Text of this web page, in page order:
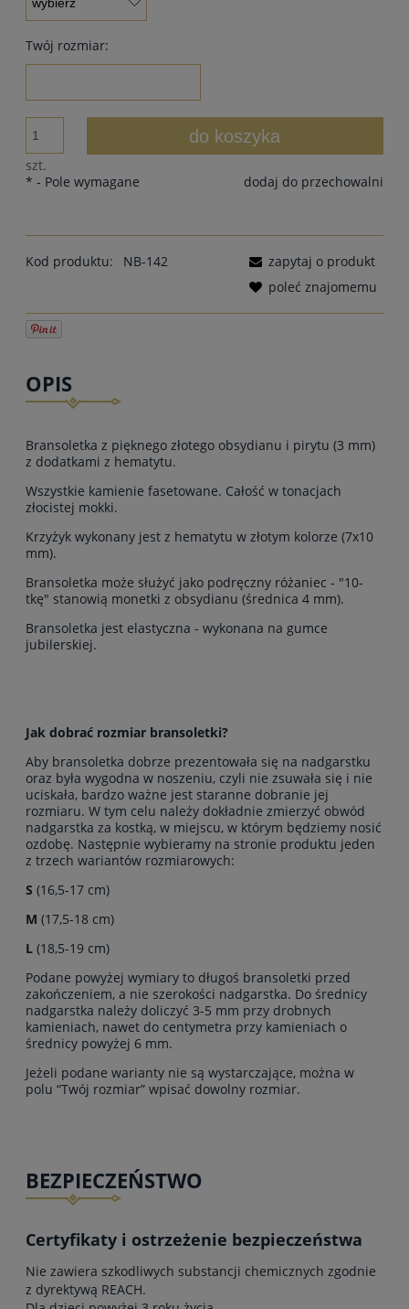
Twój rozmiar:
szt.
do koszyka
dodaj do przechowalni
* - Pole wymagane
Kod produktu: NB-142
zapytaj o produkt
poleć znajomemu
OPIS
Bransoletka z pięknego złotego obsydianu i pirytu (3 mm)
z dodatkami z hematytu.
Wszystkie kamienie fasetowane. Całość w tonacjach
złocistej mokki.
Krzyżyk wykonany jest z hematytu w złotym kolorze (7x10
mm).
Bransoletka może służyć jako podręczny różaniec - "10-
tkę" stanowią monetki z obsydianu (średnica 4 mm).
Bransoletka jest elastyczna - wykonana na gumce
jubilerskiej.
Jak dobrać rozmiar bransoletki?
Aby bransoletka dobrze prezentowała się na nadgarstku
oraz była wygodna w noszeniu, czyli nie zsuwała się i nie
uciskała, bardzo ważne jest staranne dobranie jej
rozmiaru. W tym celu należy dokładnie zmierzyć obwód
nadgarstka za kostką, w miejscu, w którym będziemy nosić
ozdobę. Następnie wybieramy na stronie produktu jeden
z trzech wariantów rozmiarowych:
S (16,5-17 cm)
M (17,5-18 cm)
L (18,5-19 cm)
Podane powyżej wymiary to długoś bransoletki przed
zakończeniem, a nie szerokości nadgarstka. Do średnicy
nadgarstka należy doliczyć 3-5 mm przy drobnych
kamieniach, nawet do centymetra przy kamieniach o
średnicy powyżej 6 mm.
Jeżeli podane warianty nie są wystarczające, można w
polu “Twój rozmiar” wpisać dowolny rozmiar.
BEZPIECZEŃSTWO
Certyfikaty i ostrzeżenie bezpieczeństwa
Nie zawiera szkodliwych substancji chemicznych zgodnie
z dyrektywą REACH.